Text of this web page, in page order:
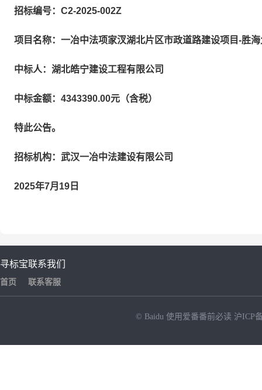
招标编号：C2-2025-002Z
项目名称：一冶中法项家汊湖北片区市政道路建设项目-胜
中标人：湖北皓宁建设工程有限公司
中标金额：4343390.00元（含税）
特此公告。
招标机构：武汉一冶中法建设有限公司
2025年7月19日
寻标宝
首页
联系我们
联系客服
© Baidu 使用爱番番前必读 沪ICP